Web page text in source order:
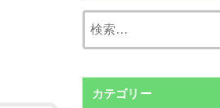
カテゴリー